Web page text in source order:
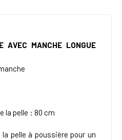
AVEC MANCHE LONGUE
la pelle : 80 cm
pelle à poussière pour un